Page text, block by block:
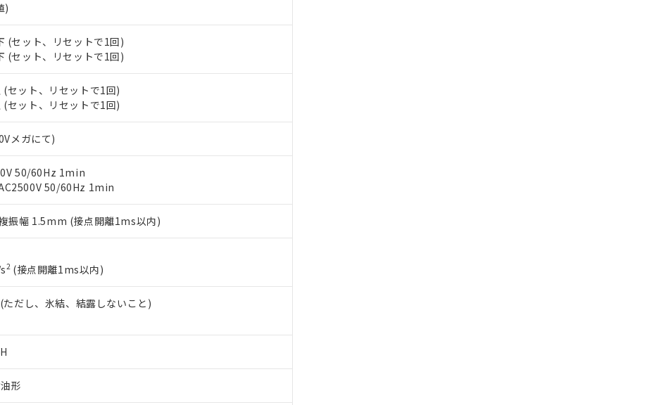
)
(セット、リセットで1回)
(セット、リセットで1回)
セット、リセットで1回)
セット、リセットで1回)
メガにて)
50/60Hz 1min
50/60Hz 1min
振幅 1.5mm (接点開離1ms以内)
2(接点開離1ms以内)
だし、氷結、結露しないこと)
形
みいただき、同意のうえご利用ください。
は、当社制御機器事業取扱商品の当社在庫状況および標準価格(税抜)を提供させていただ
よび標準価格照会結果は、記載している更新日時点での社内データに基づき作成されるも
覧された時点での実際の在庫および標準価格とは異なる場合があることをご了承くださ
状況および標準価格はお客様のお取引先、またはお客様担当のオムロン制御機器販売店・
にご相談ください。
御機器販売店や当社販売拠点は「販売ネットワーク
機能（部品リスト作成サービス）をご利用いただくには、I-Webメンバーズにご登録され
があります。
製品・サービスに関するお客様との取引・商談に必要な範囲で利用することをご了承くだ
利用者とは、"個人情報の共同利用に関して"
の「1.共同利用者の範囲」に記載されて
します。
RoHS指令（10物質）の非含有に非対応の商品で、対応品を出す予定はありません。
RoHS指令（10物質）の非含有の対応状況を調査中または確認中の商品です。
ンス料など無形物で、有害物質有無と関係のない商品です。
より、非含有部品としていたものが、含有品と判明した場合などやむを得ず変更すること
質）：
水銀(Hg) 1000ppm以下、 カドミウム(Cd) 100ppm以下、
以下、ポリ臭化ビフェニル類(PBB) 1000ppm以下、ポリ臭化ジフェニルエーテル類(PBDE) 1000ppm以下、
ヘキシル) (DEHP)(別名：DOP) 1000ppm以下、フタル酸ブチルベンジル（BBP） 1000ppm以下、フタル酸ジブチ
以下、フタル酸ジイソブチル (DIBP) 1000ppm以下
業用監視および制御機器に対する適用除外項目は除く。
え状況などにより、予定月が前後することがあります。
書ダウンロード
書をダウンロードすることができます。
物質）の非含有証明書
明書（当社基準）
日時点で非含有を証明するもので、過去に遡って非含有を証明するものではありません。
表
材料含有率が中国RoHSの基準値を超えていることを示します。
す。当社販売部門へお問い合わせください。
準値 (GB/T26572)：
) : 1000ppm、 DIBP(フタル酸ジイソブチル) : 1000ppm、 BBP(フタル酸ブチルベンジル) : 1000ppm、
エチルヘキシル)) : 1000ppm
用期限
（10物質）のすべてが基準値以下であることを示します。
用状況下において有害物質が外部に漏えいし、環境に深刻な影響を及ぼさない年数を意
す。当社販売部門へお問い合わせください。
れら貴社製品のうち、外国為替および外国貿易法に定める商品（以下｢規制貨物等」とい
手続きをとります。
物を破棄する場合は、完全に破砕するなど、違法に輸出されないよう必要な手段を講じ
製品を、核兵器、ミサイル、化学兵器、生物兵器またはその他武器並びにこれらの製造装
使用いたしません。
社製品を第三者に販売する場合は、上記1、2および3の内容を当該第三者に通知します。
、販売先および販売に係わる関係者が違法に輸出するおそれがある場合は、取り引きをい
。
合意する
以上の在庫あり
には満たないが在庫あり
し(最新の在庫状況については、お客様のお取引先、またはお客様担当のオムロン制御
売店・当社販売員にご確認ください)
産機種、また在庫状況の情報を公開していない機種